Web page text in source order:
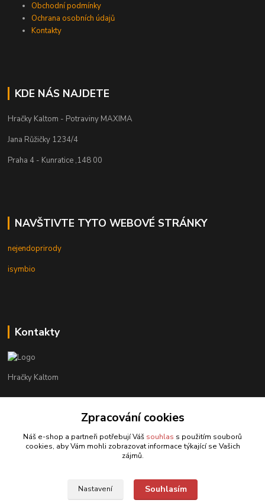
Obchodní podmínky
Ochrana osobních údajů
Kontakty
KDE NÁS NAJDETE
Hračky Kaltom - Potraviny MAXIMA
Jana Růžičky 1234/4
Praha 4 - Kunratice ,148 00
NAVŠTIVTE TYTO WEBOVÉ STRÁNKY
nejendoprirody
isymbio
Kontakty
Hračky Kaltom
+420 777 538 008
hrackykaltom@gmail.com
Zpracování cookies
Náš e-shop a partneři potřebují Váš souhlas s použitím souborů
cookies, aby Vám mohli zobrazovat informace týkající se Vašich
zájmů.
Nastavení Souhlasím